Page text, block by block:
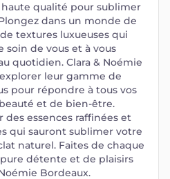
qualité pour sublimer
dans un monde de
textures luxueuses qui
soin de vous et à vous
quotidien. Clara & Noémie
leur gamme de
pour répondre à tous vos
et de bien-être.
des essences raffinées et
qui sauront sublimer votre
naturel. Faites de chaque
détente et de plaisirs
Bordeaux.